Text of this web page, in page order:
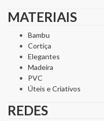
MATERIAIS
Bambu
Cortiça
Elegantes
Madeira
PVC
Úteis e Criativos
REDES